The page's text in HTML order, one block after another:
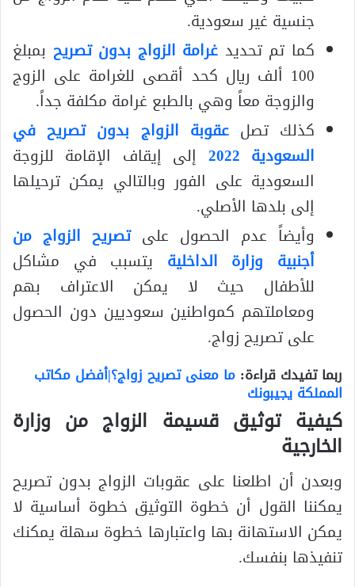
جنسية غير سعودية.
كما تم تحديد غرامة الزواج بدون تصريح بمبلغ
100 ألف ريال كحد أقصى للغرامة على الزوج
والزوجة معاً وهي بالطبع غرامة مكلفة جداً.
كذلك تصلعقوبة الزواج بدون تصريح في
السعودية 2022
إلى إيقاف الإقامة للزوجة
السعودية على الفور وبالتالي يمكن ترحيلها
إلى بلدها الأصلي.
وأيضاً عدم الحصول علىتصريح الزواج من
أجنبية وزارة الداخلية يتسبب في مشاكل
للأطفال حيث لا يمكن الاعتراف بهم
ومعاملتهم كمواطنين سعوديين دون الحصول
على تصريح زواج.
ربما تفيدك قراءة: ما معنى تصريح زواج؟|أفضل مكاتب
المملكة يجيبونك
كيفية توثيق قسيمة الزواج من وزارة
الخارجية
وبعدن أن اطلعنا على عقوبات الزواج بدون تصريح
يمكننا القول أن خطوة التوثيق خطوة أساسية لا
يمكن الاستهانة بها واعتبارها خطوة سهلة يمكنك
تنفيذها بنفسك.